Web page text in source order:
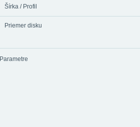
Šírka / Profil
Priemer disku
Parametre